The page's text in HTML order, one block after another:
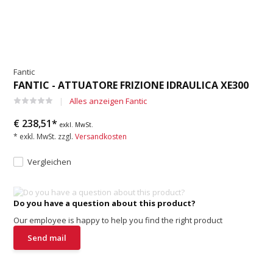
Fantic
FANTIC - ATTUATORE FRIZIONE IDRAULICA XE300
Alles anzeigen Fantic
€ 238,51*exkl. MwSt.
* exkl. MwSt. zzgl.Versandkosten
Vergleichen
Do you have a question about this product?
Our employee is happy to help you find the right product
Send mail